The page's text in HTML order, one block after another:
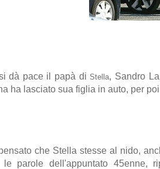
dà pace il papà diStella, Sandro
ha lasciato sua figlia in auto, per
che Stella stesse al nido,
le parole dell'appuntato 45enne,